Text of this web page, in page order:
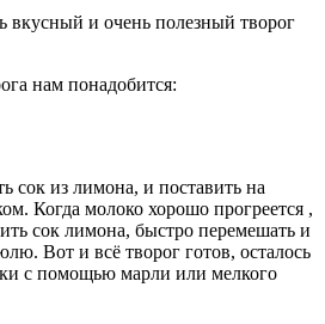
вкусный и очень полезный творог
нам понадобится:
сок из лимона, и поставить на
Когда молоко хорошо прогреется ,
сок лимона, быстро перемешать и
Вот и всё творог готов, осталось
с помощью марли или мелкого